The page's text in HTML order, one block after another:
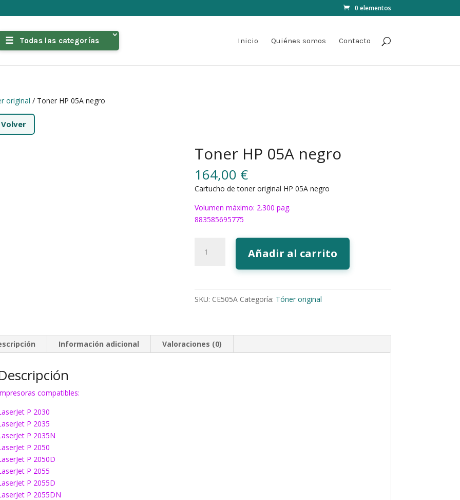
0 elementos
Todas las categorías Inicio Quiénes somos Contacto
original / Toner HP 05A negro
Volver
Toner HP 05A negro
164,00 €
Cartucho de toner original HP 05A negro
Volumen máximo: 2.300 pag.
883585695775
cantidad
Añadir al carrito
SKU: CE505A Categoría: Tóner original
Información adicional Valoraciones (0)
compatibles:
P 2030
P 2035
P 2035N
P 2050
P 2050D
P 2055
P 2055D
P 2055DN